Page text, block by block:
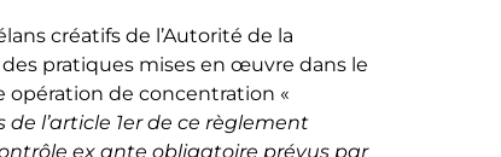
créatifs de l’Autorité de la
pratiques mises en œuvre dans le
opération de concentration «
l’article 1er de ce règlement
ex ante obligatoire prévus par